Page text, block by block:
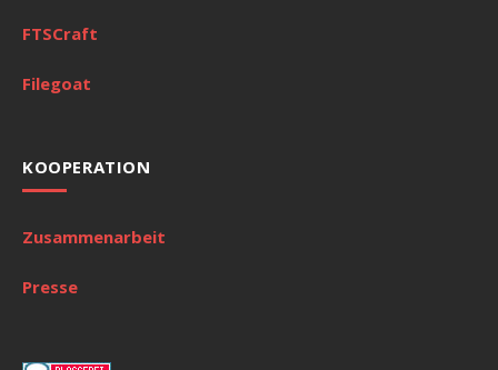
FTSCraft
Filegoat
KOOPERATION
Zusammenarbeit
Presse